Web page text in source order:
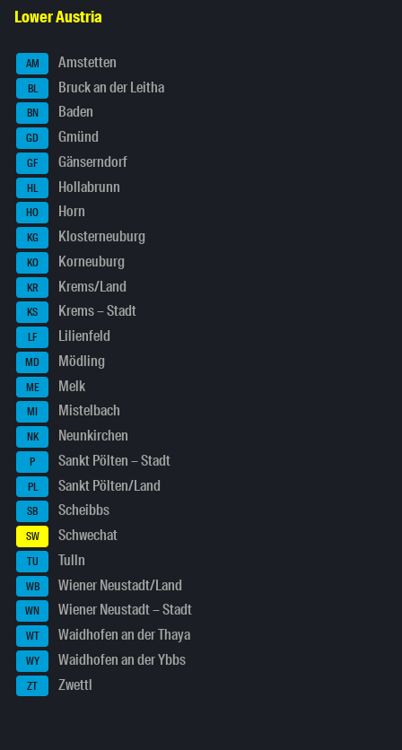
Lower Austria
AM Amstetten
BL Bruck an der Leitha
BN Baden
GD Gmünd
GF Gänserndorf
HL Hollabrunn
HO Horn
KG Klosterneuburg
KO Korneuburg
KR Krems/Land
KS Krems – Stadt
LF Lilienfeld
MD Mödling
ME Melk
MI Mistelbach
NK Neunkirchen
P Sankt Pölten – Stadt
PL Sankt Pölten/Land
SB Scheibbs
SW Schwechat
TU Tulln
WB Wiener Neustadt/Land
WN Wiener Neustadt – Stadt
WT Waidhofen an der Thaya
WY Waidhofen an der Ybbs
ZT Zwettl